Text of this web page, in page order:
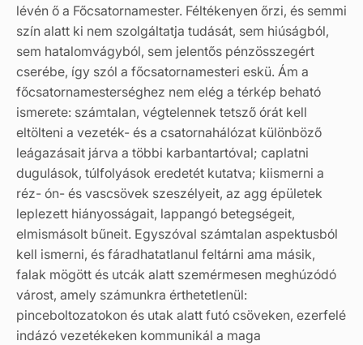
lévén ő a Főcsatornamester. Féltékenyen őrzi, és semmi
szín alatt ki nem szolgáltatja tudását, sem hiúságból,
sem hatalomvágyból, sem jelentős pénzösszegért
cserébe, így szól a főcsatornamesteri eskü. Ám a
főcsatornamesterséghez nem elég a térkép beható
ismerete: számtalan, végtelennek tetsző órát kell
eltölteni a vezeték- és a csatornahálózat különböző
leágazásait járva a többi karbantartóval; caplatni
dugulások, túlfolyások eredetét kutatva; kiismerni a
réz- ón- és vascsövek szeszélyeit, az agg épületek
leplezett hiányosságait, lappangó betegségeit,
elmismásolt bűneit. Egyszóval számtalan aspektusból
kell ismerni, és fáradhatatlanul feltárni ama másik,
falak mögött és utcák alatt szemérmesen meghúzódó
várost, amely számunkra érthetetlenül:
pinceboltozatokon és utak alatt futó csöveken, ezerfelé
indázó vezetékeken kommunikál a maga